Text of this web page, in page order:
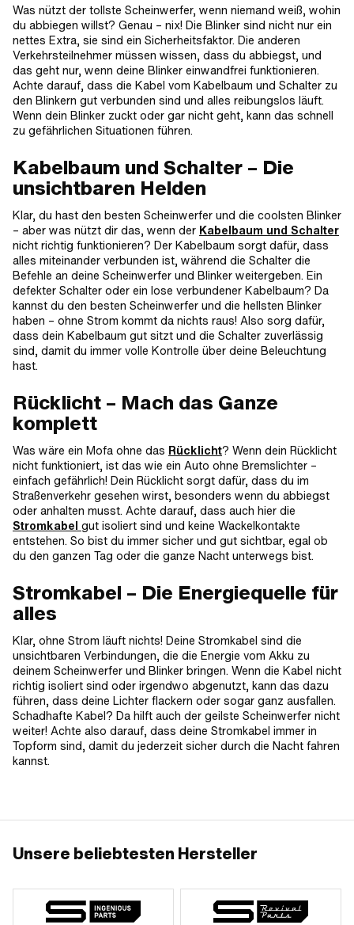
Was nützt der tollste Scheinwerfer, wenn niemand weiß, wohin
du abbiegen willst? Genau – nix! Die Blinker sind nicht nur ein
nettes Extra, sie sind ein Sicherheitsfaktor. Die anderen
Verkehrsteilnehmer müssen wissen, dass du abbiegst, und
das geht nur, wenn deine Blinker einwandfrei funktionieren.
Achte darauf, dass die Kabel vom Kabelbaum und Schalter zu
den Blinkern gut verbunden sind und alles reibungslos läuft.
Wenn dein Blinker zuckt oder gar nicht geht, kann das schnell
zu gefährlichen Situationen führen.
Kabelbaum und Schalter – Die
unsichtbaren Helden
Klar, du hast den besten Scheinwerfer und die coolsten Blinker
– aber was nützt dir das, wenn der Kabelbaum und Schalter
nicht richtig funktionieren? Der Kabelbaum sorgt dafür, dass
alles miteinander verbunden ist, während die Schalter die
Befehle an deine Scheinwerfer und Blinker weitergeben. Ein
defekter Schalter oder ein lose verbundener Kabelbaum? Da
kannst du den besten Scheinwerfer und die hellsten Blinker
haben – ohne Strom kommt da nichts raus! Also sorg dafür,
dass dein Kabelbaum gut sitzt und die Schalter zuverlässig
sind, damit du immer volle Kontrolle über deine Beleuchtung
hast.
Rücklicht – Mach das Ganze
komplett
Was wäre ein Mofa ohne das Rücklicht? Wenn dein Rücklicht
nicht funktioniert, ist das wie ein Auto ohne Bremslichter –
einfach gefährlich! Dein Rücklicht sorgt dafür, dass du im
Straßenverkehr gesehen wirst, besonders wenn du abbiegst
oder anhalten musst. Achte darauf, dass auch hier die
Stromkabel gut isoliert sind und keine Wackelkontakte
entstehen. So bist du immer sicher und gut sichtbar, egal ob
du den ganzen Tag oder die ganze Nacht unterwegs bist.
Stromkabel – Die Energiequelle für
alles
Klar, ohne Strom läuft nichts! Deine Stromkabel sind die
unsichtbaren Verbindungen, die die Energie vom Akku zu
deinem Scheinwerfer und Blinker bringen. Wenn die Kabel nicht
richtig isoliert sind oder irgendwo abgenutzt, kann das dazu
führen, dass deine Lichter flackern oder sogar ganz ausfallen.
Schadhafte Kabel? Da hilft auch der geilste Scheinwerfer nicht
weiter! Achte also darauf, dass deine Stromkabel immer in
Topform sind, damit du jederzeit sicher durch die Nacht fahren
kannst.
Unsere beliebtesten Hersteller